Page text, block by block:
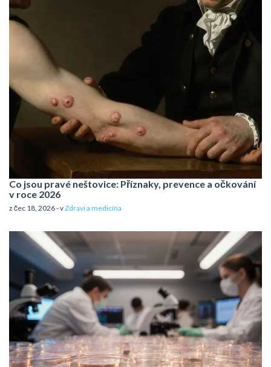
Co jsou pravé neštovice: Příznaky, prevence a očkování
v roce 2026
z čec 18, 2026 - vZdraví a medicína